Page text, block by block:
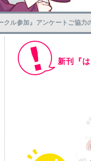
21 コミティア117 ぬ09aで
14 夏コミ(C90) マ-24bで新
04 ティアズマガジン連動企
クル参加』アンケートご協力
新刊『